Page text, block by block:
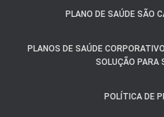
PLANO DE SAÚDE SÃO
PLANOS DE SAÚDE
SOLUÇÃO PARA
POLÍTICA DE